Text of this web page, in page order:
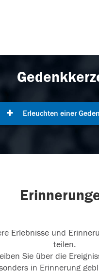
Erleuchten einer
Erlebnisse und
teilen.
Sie über die
in Erinnerung